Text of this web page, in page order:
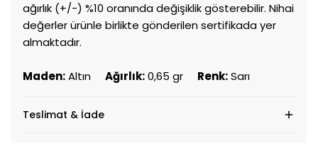
ağırlık (+/-) %10 oranında değişiklik gösterebilir. Nihai
değerler ürünle birlikte gönderilen sertifikada yer
almaktadır.
Maden:Altın Ağırlık:0,65 gr Renk:Sarı
Teslimat & İade